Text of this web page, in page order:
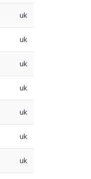
uk
uk
uk
uk
uk
uk
uk